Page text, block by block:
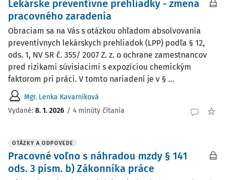
Lekárske preventívne prehliadky - zmena
pracovného zaradenia
Obraciam sa na Vás s otázkou ohľadom absolvovania
preventívnych lekárskych prehliadok (LPP) podľa § 12,
ods. 1, NV SR č. 355/ 2007 Z. z. o ochrane zamestnancov
pred rizikami súvisiacimi s expozíciou chemickým
faktorom pri práci. V tomto nariadení je v § ...
Mgr. Lenka Kavarníková
Vydané: 8. 1. 2026 / 4 minúty čítania
OTÁZKY A ODPOVEDE
Pracovné voľno s náhradou mzdy § 141
ods. 3 písm. b) Zákonníka práce